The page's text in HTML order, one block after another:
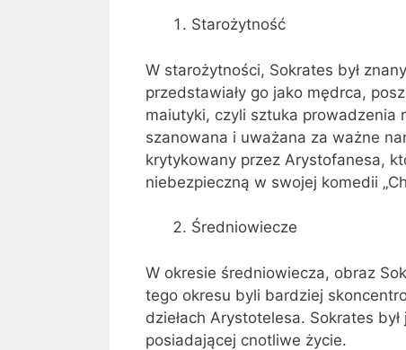
Starożytność
W starożytności, Sokrates był
przedstawiały go jako mędrca,
maiutyki, czyli sztuka prowadzenia
szanowana i uważana za ważne
krytykowany przez Arystofanesa,
niebezpieczną w swojej komedii
Średniowiecze
W okresie średniowiecza, obraz
tego okresu byli bardziej
dziełach Arystotelesa. Sokrates
posiadającej cnotliwe życie.